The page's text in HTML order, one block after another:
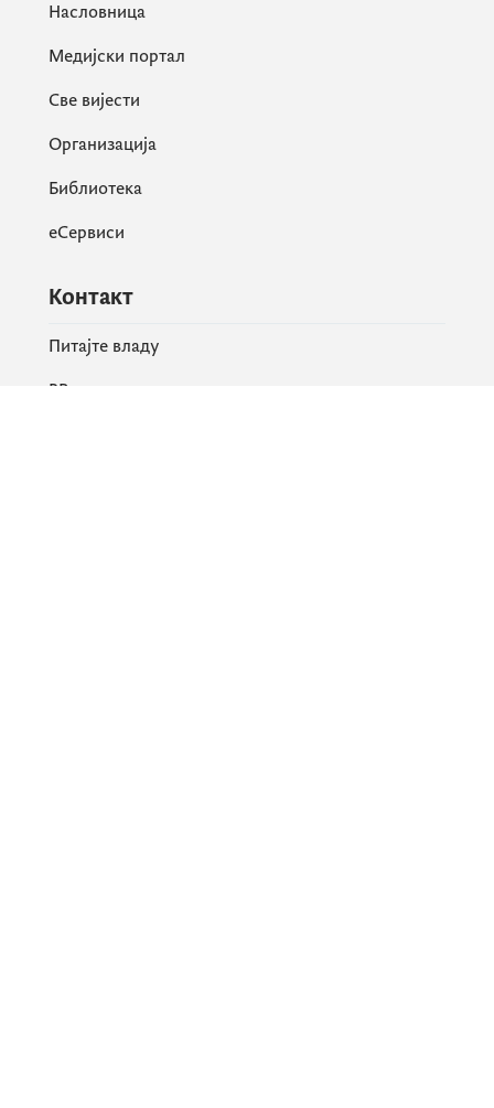
Насловница
Медијски портал
Све вијести
Организација
Библиотека
еСервиси
Контакт
Питајте владу
PR контакт